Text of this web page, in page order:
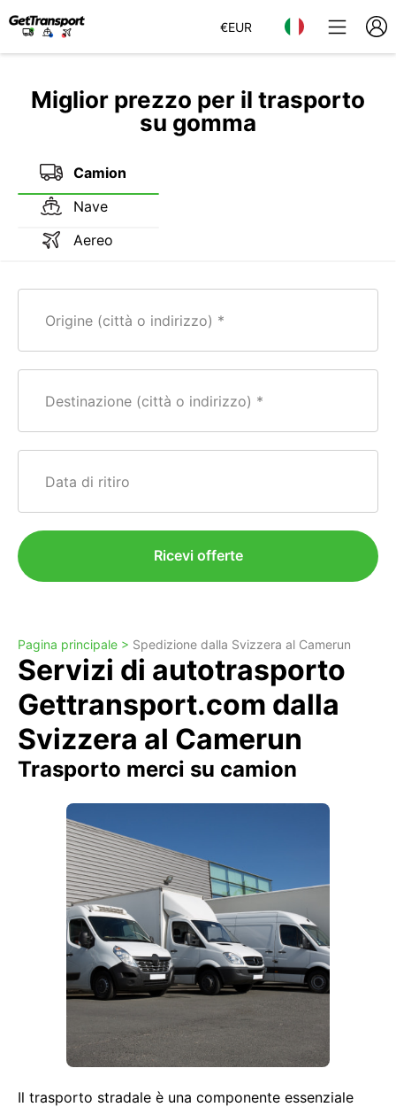
€EUR
Miglior prezzo per il trasporto
su gomma
Camion
Nave
Aereo
Origine (città o indirizzo)
Destinazione (città o indirizzo)
Data di ritiro
Ricevi offerte
Pagina principale > Spedizione dalla Svizzera al Camerun
Servizi di autotrasporto
Gettransport.com dalla
Svizzera al Camerun
Trasporto merci su camion
Il trasporto stradale è una componente essenziale